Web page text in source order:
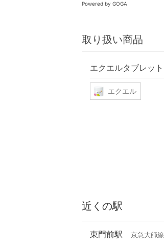
Powered by GOGA
取り扱い商品
エクエルタブレット
エクエル
近くの駅
東門前駅 京急大師線